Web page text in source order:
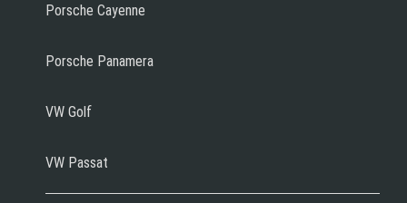
Porsche Cayenne
Porsche Panamera
VW Golf
VW Passat